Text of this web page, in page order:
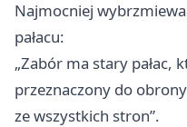
Najmocniej
pałacu:
„Zabór ma stary pałac,
przeznaczony do
ze wszystkich stron”.